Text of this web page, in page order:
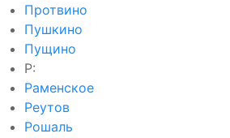
Протвино
Пушкино
Пущино
Р:
Раменское
Реутов
Рошаль